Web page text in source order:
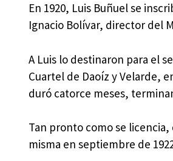
En 1920, Luis Buñuel se
Ignacio Bolívar, director del
A Luis lo destinaron para el
Cuartel de Daoíz y Velarde,
duró catorce meses,
Tan pronto como se
misma en septiembre de